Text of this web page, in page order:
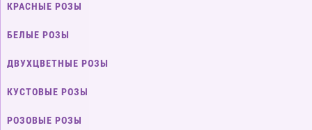
заказ?
КРАСНЫЕ РОЗЫ
БЕЛЫЕ РОЗЫ
ДВУХЦВЕТНЫЕ РОЗЫ
КУСТОВЫЕ РОЗЫ
РОЗОВЫЕ РОЗЫ